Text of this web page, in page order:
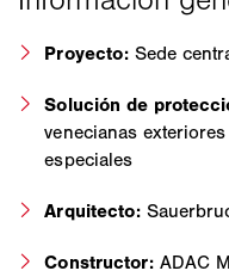
Proyecto: Sede
Solución de
venecianas
especiales
Arquitecto:
Constructor:ADAC